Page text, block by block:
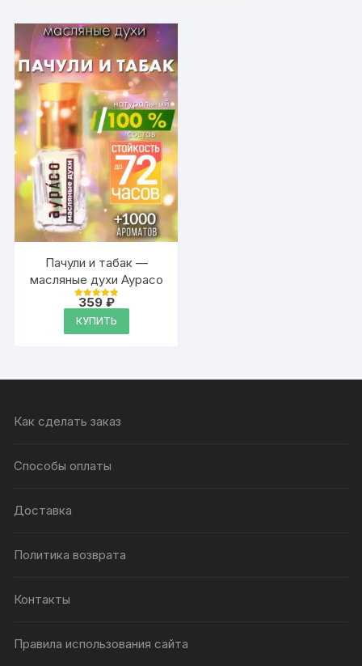
Пачули и табак —
масляные духи Аурасо
Оценка
из 5
359 ₽
КУПИТЬ
Как сделать заказ
Способы оплаты
Доставка
Политика возврата
Контакты
Правила использования сайта